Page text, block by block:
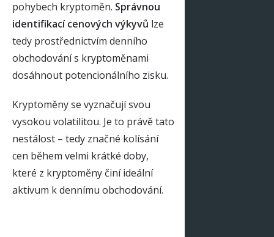
pohybech kryptoměn. Správnou
identifikací cenových výkyvů lze
tedy prostřednictvím denního
obchodování s kryptoměnami
dosáhnout potencionálního zisku.
Kryptoměny se vyznačují svou
vysokou volatilitou. Je to právě tato
nestálost – tedy značné kolísání
cen během velmi krátké doby,
které z kryptoměny činí ideální
aktivum k dennímu obchodování.